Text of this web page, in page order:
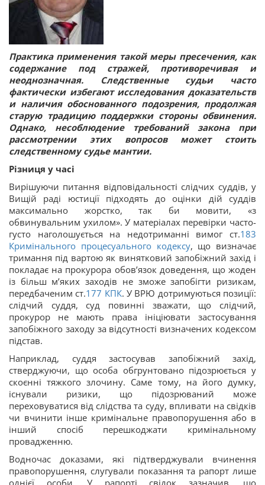
Практика применения такой меры пресечения, как
содержание под стражей, противоречивая и
неоднозначная. Следственные судьи часто
фактически избегают исследования доказательств
и наличия обоснованного подозрения, продолжая
старую традицию поддержки стороны обвинения.
Однако, несоблюдение требований закона при
рассмотрении этих вопросов может стоить
следственному судье мантии.
Різниця у часі
Вирішуючи питання відповідальності слідчих суддів, у
Вищій раді юстиції підходять до оцінки дій суддів
максимально жорстко, так би мовити, «з
обвинувальним ухилом». У матеріалах перевірки часто-
густо наголошується на недотриманні вимог ст.183
Кримінального процесуального кодексу, що визначає
тримання під вартою як винятковий запобіжний захід і
покладає на прокурора обов’язок доведення, що жоден
із більш м’яких заходів не зможе запобігти ризикам,
передбаченим ст.177 КПК. У ВРЮ дотримуються позиції:
слідчий суддя, суд повинні зважати, що слідчий,
прокурор не мають права ініціювати застосування
запобіжного заходу за відсутності визначених кодексом
підстав.
Наприклад, суддя застосував запобіжний захід,
стверджуючи, що особа обгрунтовано підозрюється у
скоєнні тяжкого злочину. Саме тому, на його думку,
існували ризики, що підозрюваний може
переховуватися від слідства та суду, впливати на свідків
чи вчинити інше кримінальне правопорушення або в
інший спосіб перешкоджати кримінальному
провадженню.
Водночас доказами, які підтверджували вчинення
правопорушення, слугували показання та рапорт лише